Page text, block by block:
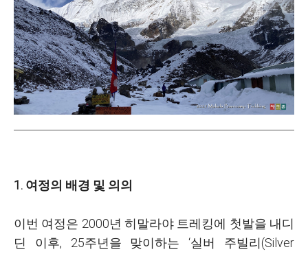
1. 여정의 배경 및 의의
이번 여정은 2000년 히말라야 트레킹에 첫발을 내디
딘 이후, 25주년을 맞이하는 ‘실버 주빌리(Silver